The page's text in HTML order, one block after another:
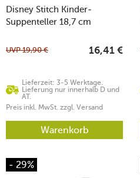
Disney Stitch Kinder-
Suppenteller 18,7 cm
Lieferzeit: 3-5 Werktage.
Lieferung nur innerhalb D und
AT.
UVP19,90 € 16,41 €
Preis inkl. MwSt. zzgl. Versand
Warenkorb
- 29%